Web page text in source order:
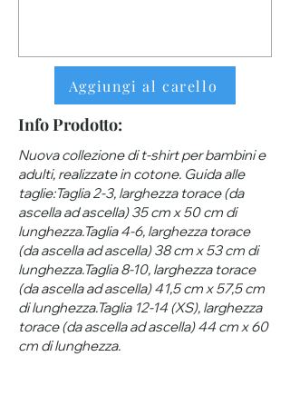
Aggiungi al carello
Info Prodotto:
Nuova collezione di t-shirt per bambini e
adulti, realizzate in cotone. Guida alle
taglie:Taglia 2-3, larghezza torace (da
ascella ad ascella) 35 cm x 50 cm di
lunghezza.Taglia 4-6, larghezza torace
(da ascella ad ascella) 38 cm x 53 cm di
lunghezza.Taglia 8-10, larghezza torace
(da ascella ad ascella) 41,5 cm x 57,5 ​​cm
di lunghezza.Taglia 12-14 (XS), larghezza
torace (da ascella ad ascella) 44 cm x 60
cm di lunghezza.